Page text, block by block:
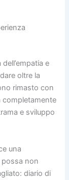
e
oltre la
rimasto con
e sviluppo
una
possa non
diario di